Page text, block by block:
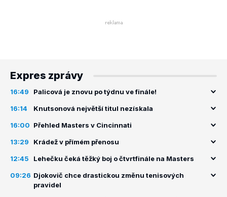
Expres zprávy
16:49 Palicová je znovu po týdnu ve finále!
16:14 Knutsonová největší titul nezískala
16:00 Přehled Masters v Cincinnati
13:29 Krádež v přímém přenosu
12:45 Lehečku čeká těžký boj o čtvrtfinále na Masters
09:26 Djokovič chce drastickou změnu tenisových
pravidel